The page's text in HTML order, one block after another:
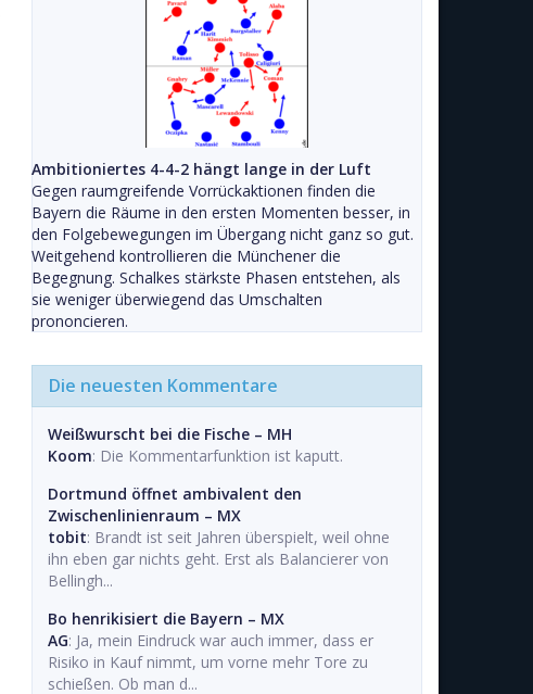
Ambitioniertes 4-4-2 hängt lange in der Luft
Gegen raumgreifende Vorrückaktionen finden die
Bayern die Räume in den ersten Momenten besser, in
den Folgebewegungen im Übergang nicht ganz so gut.
Weitgehend kontrollieren die Münchener die
Begegnung. Schalkes stärkste Phasen entstehen, als
sie weniger überwiegend das Umschalten
prononcieren.
Die neuesten Kommentare
Weißwurscht bei die Fische – MH
Koom: Die Kommentarfunktion ist kaputt.
Dortmund öffnet ambivalent den
Zwischenlinienraum – MX
tobit: Brandt ist seit Jahren überspielt, weil ohne
ihn eben gar nichts geht. Erst als Balancierer von
Bellingh...
Bo henrikisiert die Bayern – MX
AG: Ja, mein Eindruck war auch immer, dass er
Risiko in Kauf nimmt, um vorne mehr Tore zu
schießen. Ob man d...